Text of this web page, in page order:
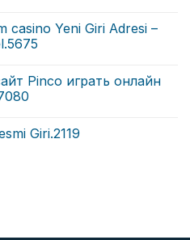
casino Yeni Giri Adresi –
Pinco играть онлайн
Giri.2119